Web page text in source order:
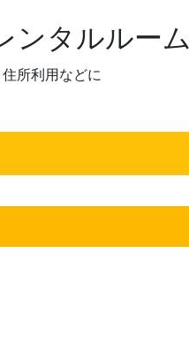
ンタルルーム
所利用などに